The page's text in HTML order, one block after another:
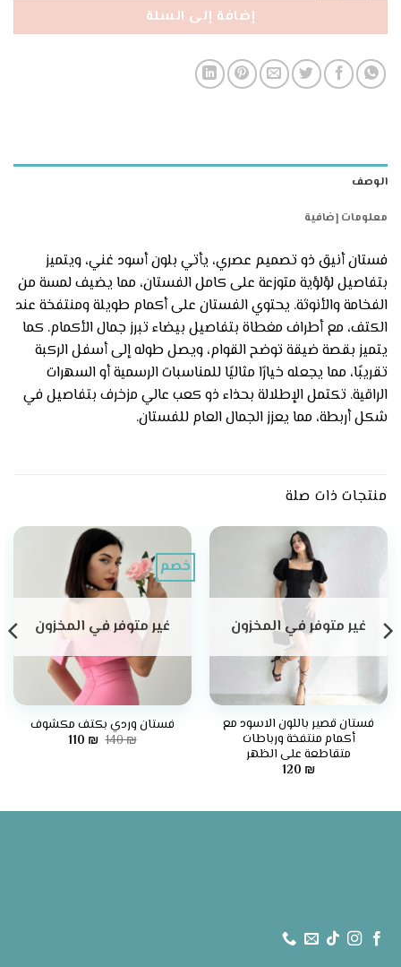
إضافة إلى السلة
الوصف
معلومات إضافية
فستان أنيق ذو تصميم عصري، يأتي بلون أسود غني، ويتميز
بتفاصيل لؤلؤية متوزعة على كامل الفستان، مما يضيف لمسة من
الفخامة والأنوثة. يحتوي الفستان على أكمام طويلة ومنتفخة عند
الكتف، مع أطراف مغطاة بتفاصيل بيضاء تبرز جمال الأكمام. كما
يتميز بقصة ضيقة توضح القوام، ويصل طوله إلى أسفل الركبة
تقريبًا، مما يجعله خيارًا مثاليًا للمناسبات الرسمية أو السهرات
الراقية. تكتمل الإطلالة بحذاء ذو كعب عالي مزخرف بتفاصيل في
شكل أربطة، مما يعزز الجمال العام للفستان.
منتجات ذات صلة
غير متوفر في المخزون
فستان قصير باللون الاسود مع
أكمام منتفخة ورباطات
متقاطعة على الظهر
120 ₪
خصم
غير متوفر في المخزون
فستان وردي بكتف مكشوف
140₪ السعر
110 ₪ السعر